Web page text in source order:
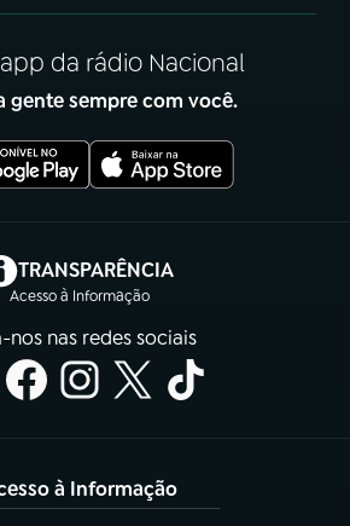
da rádio Nacional
gente sempre com você.
TRANSPARÊNCIA
Acesso à Informação
(abre em nova aba)
nos nas redes sociais
à Informação